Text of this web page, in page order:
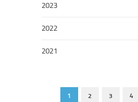
2023
2022
2021
1 2 3 4